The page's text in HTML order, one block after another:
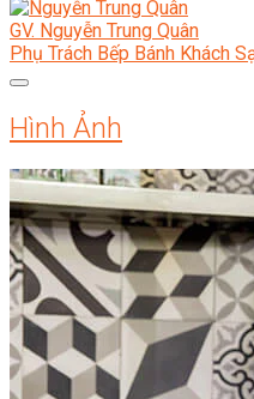
GV. Nguyễn Trung Quân
Phụ Trách Bếp Bánh Khách
Hình Ảnh